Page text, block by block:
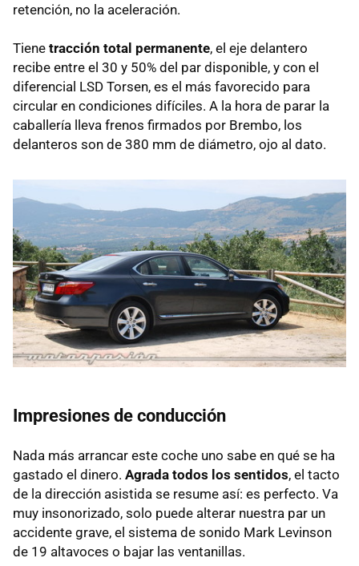
retención, no la aceleración.
Tiene tracción total permanente, el eje delantero
recibe entre el 30 y 50% del par disponible, y con el
diferencial LSD Torsen, es el más favorecido para
circular en condiciones difíciles. A la hora de parar la
caballería lleva frenos firmados por Brembo, los
delanteros son de 380 mm de diámetro, ojo al dato.
Impresiones de conducción
Nada más arrancar este coche uno sabe en qué se ha
gastado el dinero. Agrada todos los sentidos, el tacto
de la dirección asistida se resume así: es perfecto. Va
muy insonorizado, solo puede alterar nuestra par un
accidente grave, el sistema de sonido Mark Levinson
de 19 altavoces o bajar las ventanillas.